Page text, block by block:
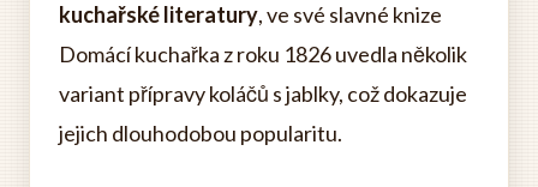
kuchařské literatury, ve své slavné knize
Domácí kuchařka z roku 1826 uvedla několik
variant přípravy koláčů s jablky, což dokazuje
jejich dlouhodobou popularitu.